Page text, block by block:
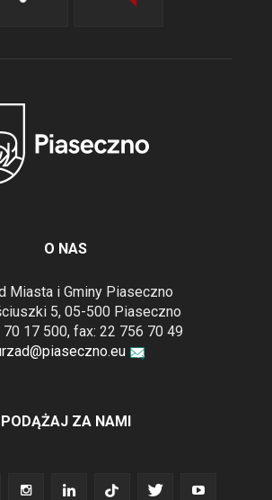
O NAS
Miasta i Gminy Piaseczno
5, 05-500 Piaseczno
70 17 500, fax: 22 756 70 49
PODĄŻAJ ZA NAMI